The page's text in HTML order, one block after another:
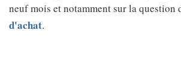
neuf mois et notamment sur la question
d'achat.